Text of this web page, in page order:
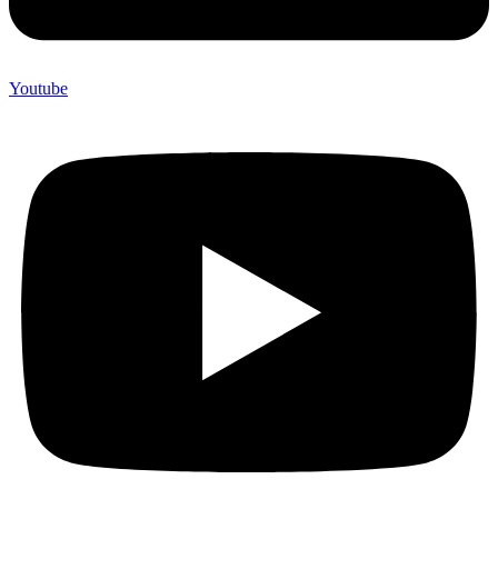
Youtube